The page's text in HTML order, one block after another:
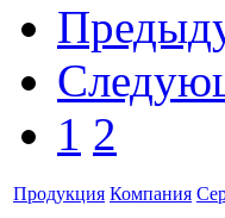
1 2
Продукция Компания